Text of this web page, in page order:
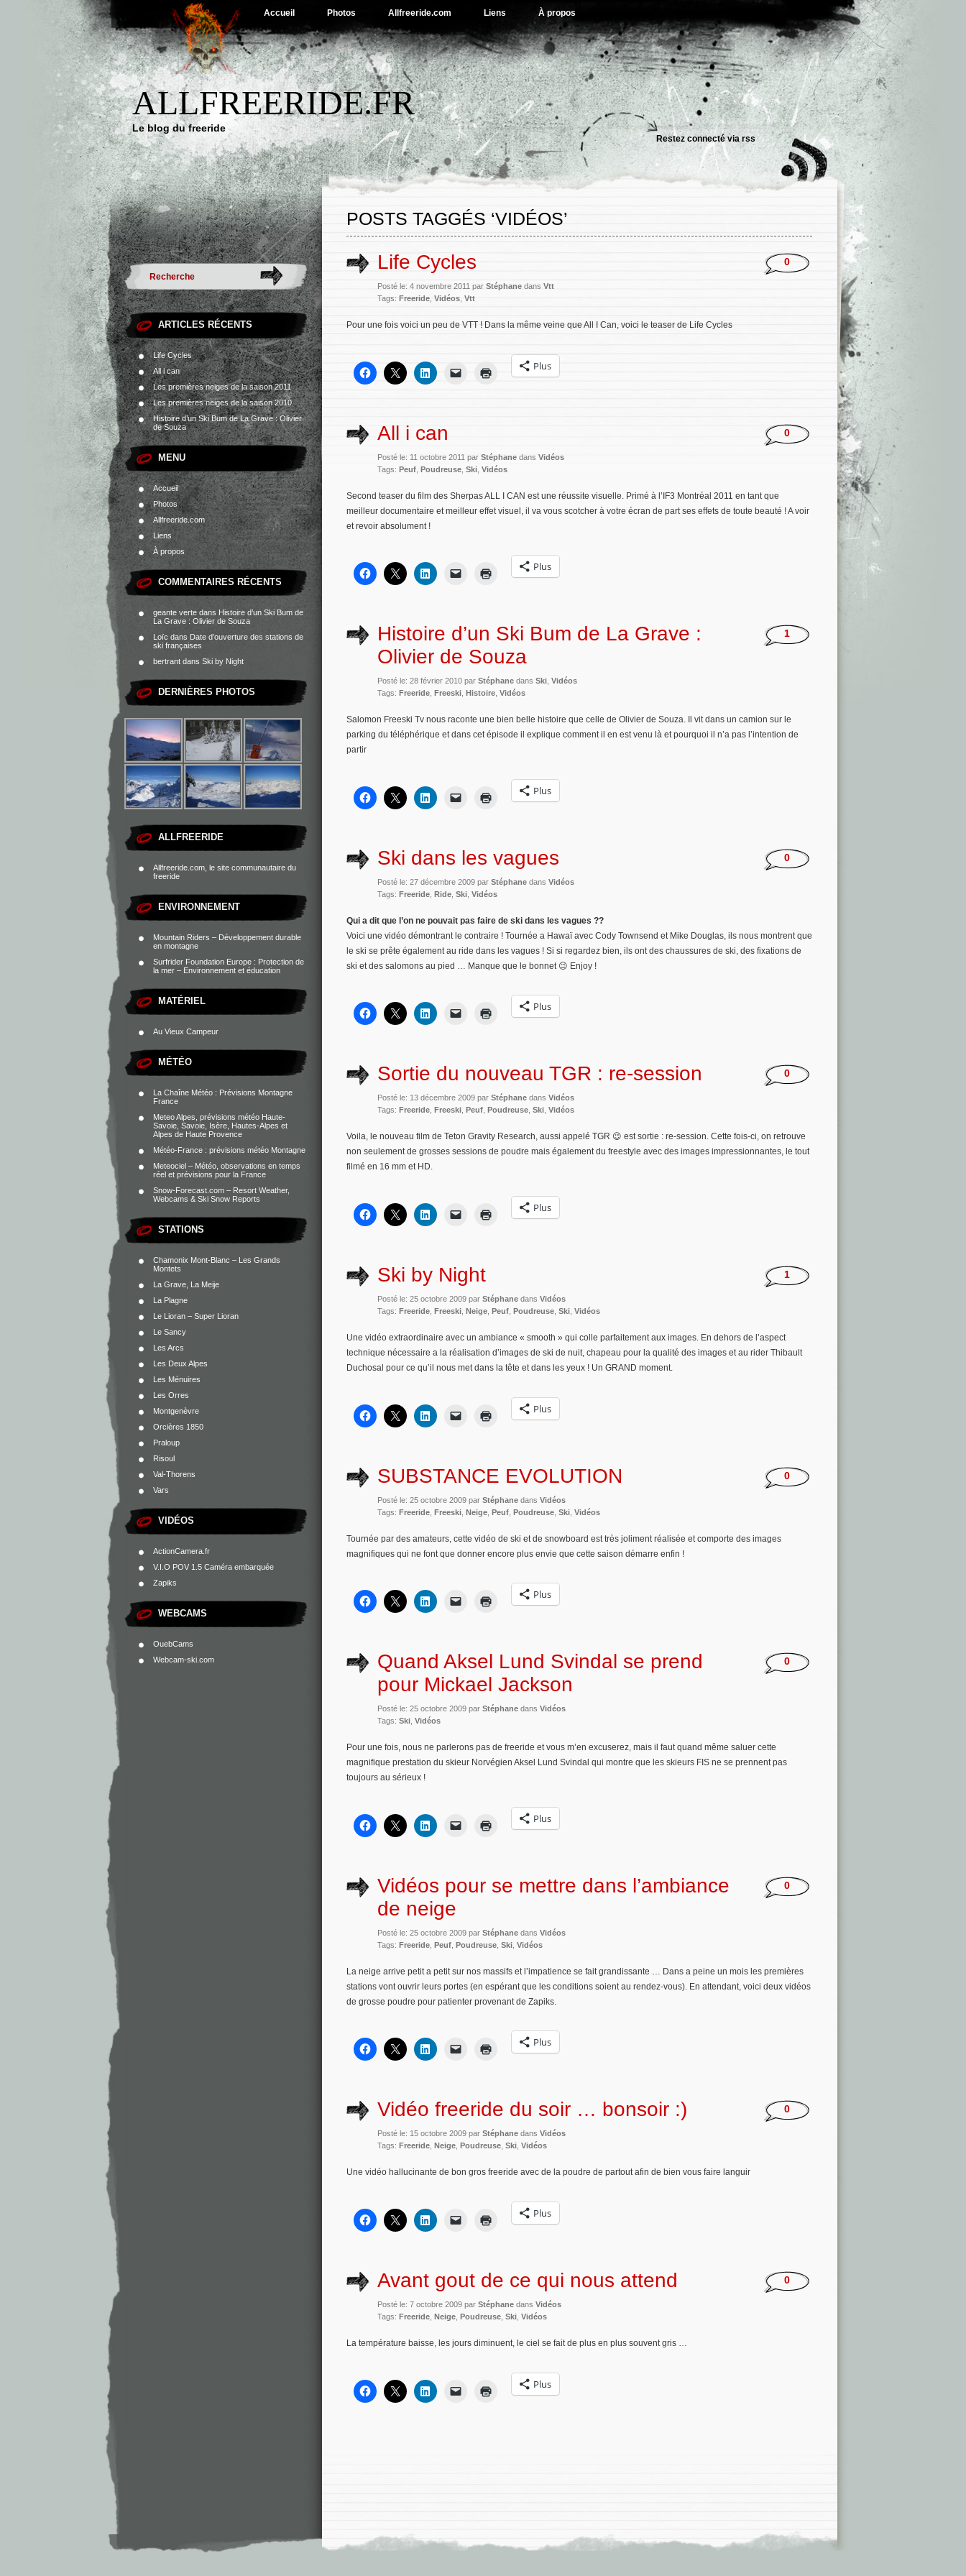
Accueil Photos Allfreeride.com Liens À propos
ALLFREERIDE.FR
Le blog du freeride
Restez connecté via rss
ARTICLES RÉCENTS
Life Cycles
All i can
Les premières neiges de la saison 2011
Les premières neiges de la saison 2010
Histoire d’un Ski Bum de La Grave : Olivier
de Souza
MENU
Accueil
Photos
Allfreeride.com
Liens
À propos
COMMENTAIRES RÉCENTS
geante verte dans Histoire d’un Ski Bum de
La Grave : Olivier de Souza
Loïc dans Date d’ouverture des stations de
ski françaises
bertrant dans Ski by Night
DERNIÈRES PHOTOS
ALLFREERIDE
Allfreeride.com, le site communautaire du
freeride
ENVIRONNEMENT
Mountain Riders – Développement durable
en montagne
Surfrider Foundation Europe : Protection de
la mer – Environnement et éducation
MATÉRIEL
Au Vieux Campeur
MÉTÉO
La Chaîne Météo : Prévisions Montagne
France
Meteo Alpes, prévisions météo Haute-
Savoie, Savoie, Isère, Hautes-Alpes et
Alpes de Haute Provence
Météo-France : prévisions météo Montagne
Meteociel – Météo, observations en temps
réel et prévisions pour la France
Snow-Forecast.com – Resort Weather,
Webcams & Ski Snow Reports
STATIONS
Chamonix Mont-Blanc – Les Grands
Montets
La Grave, La Meije
La Plagne
Le Lioran – Super Lioran
Le Sancy
Les Arcs
Les Deux Alpes
Les Ménuires
Les Orres
Montgenèvre
Orcières 1850
Praloup
Risoul
Val-Thorens
Vars
VIDÉOS
ActionCamera.fr
V.I.O POV 1.5 Caméra embarquée
Zapiks
WEBCAMS
OuebCams
Webcam-ski.com
POSTS TAGGÉS ‘VIDÉOS’
Life Cycles
Posté le: 4 novembre 2011 par Stéphane dans Vtt
Tags: Freeride Vidéos Vtt
0
Pour une fois voici un peu de VTT ! Dans la même veine que All I Can, voici le teaser de Life Cycles
Plus
All i can
Posté le: 11 octobre 2011 par Stéphane dans Vidéos
Tags: Peuf Poudreuse Ski Vidéos
0
Second teaser du film des Sherpas ALL I CAN est une réussite visuelle. Primé à l’IF3 Montréal 2011 en tant que
meilleur documentaire et meilleur effet visuel, il va vous scotcher à votre écran de part ses effets de toute beauté ! A voir
et revoir absolument !
Plus
Histoire d’un Ski Bum de La Grave :
Olivier de Souza
Posté le: 28 février 2010 par Stéphane dans Ski Vidéos
Tags: Freeride Freeski Histoire Vidéos
1
Salomon Freeski Tv nous raconte une bien belle histoire que celle de Olivier de Souza. Il vit dans un camion sur le
parking du téléphérique et dans cet épisode il explique comment il en est venu là et pourquoi il n’a pas l’intention de
partir
Plus
Ski dans les vagues
Posté le: 27 décembre 2009 par Stéphane dans Vidéos
Tags: Freeride Ride Ski Vidéos
0
Qui a dit que l’on ne pouvait pas faire de ski dans les vagues ??
Voici une vidéo démontrant le contraire ! Tournée a Hawaï avec Cody Townsend et Mike Douglas, ils nous montrent que
le ski se prête également au ride dans les vagues ! Si si regardez bien, ils ont des chaussures de ski, des fixations de
ski et des salomons au pied … Manque que le bonnet 😉 Enjoy !
Plus
Sortie du nouveau TGR : re-session
Posté le: 13 décembre 2009 par Stéphane dans Vidéos
Tags: Freeride Freeski Peuf Poudreuse Ski Vidéos
0
Voila, le nouveau film de Teton Gravity Research, aussi appelé TGR 😉 est sortie : re-session. Cette fois-ci, on retrouve
non seulement de grosses sessions de poudre mais également du freestyle avec des images impressionnantes, le tout
filmé en 16 mm et HD.
Plus
Ski by Night
Posté le: 25 octobre 2009 par Stéphane dans Vidéos
Tags: Freeride Freeski Neige Peuf Poudreuse Ski Vidéos
1
Une vidéo extraordinaire avec un ambiance « smooth » qui colle parfaitement aux images. En dehors de l’aspect
technique nécessaire a la réalisation d’images de ski de nuit, chapeau pour la qualité des images et au rider Thibault
Duchosal pour ce qu’il nous met dans la tête et dans les yeux ! Un GRAND moment.
Plus
SUBSTANCE EVOLUTION
Posté le: 25 octobre 2009 par Stéphane dans Vidéos
Tags: Freeride Freeski Neige Peuf Poudreuse Ski Vidéos
0
Tournée par des amateurs, cette vidéo de ski et de snowboard est très joliment réalisée et comporte des images
magnifiques qui ne font que donner encore plus envie que cette saison démarre enfin !
Plus
Quand Aksel Lund Svindal se prend
pour Mickael Jackson
Posté le: 25 octobre 2009 par Stéphane dans Vidéos
Tags: Ski Vidéos
0
Pour une fois, nous ne parlerons pas de freeride et vous m’en excuserez, mais il faut quand même saluer cette
magnifique prestation du skieur Norvégien Aksel Lund Svindal qui montre que les skieurs FIS ne se prennent pas
toujours au sérieux !
Plus
Vidéos pour se mettre dans l’ambiance
de neige
Posté le: 25 octobre 2009 par Stéphane dans Vidéos
Tags: Freeride Peuf Poudreuse Ski Vidéos
0
La neige arrive petit a petit sur nos massifs et l’impatience se fait grandissante … Dans a peine un mois les premières
stations vont ouvrir leurs portes (en espérant que les conditions soient au rendez-vous). En attendant, voici deux vidéos
de grosse poudre pour patienter provenant de Zapiks.
Plus
Vidéo freeride du soir … bonsoir :)
Posté le: 15 octobre 2009 par Stéphane dans Vidéos
Tags: Freeride Neige Poudreuse Ski Vidéos
0
Une vidéo hallucinante de bon gros freeride avec de la poudre de partout afin de bien vous faire languir
Plus
Avant gout de ce qui nous attend
Posté le: 7 octobre 2009 par Stéphane dans Vidéos
Tags: Freeride Neige Poudreuse Ski Vidéos
0
La température baisse, les jours diminuent, le ciel se fait de plus en plus souvent gris …
Plus